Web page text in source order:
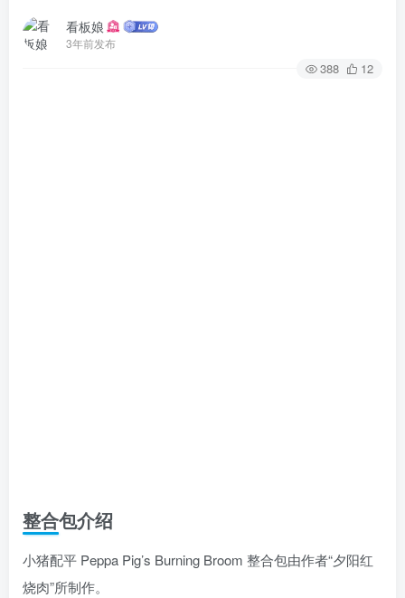
看板娘
3年前发布
388 12
整合包介绍
小猪配平 Peppa Pig’s Burning Broom 整合包由作者“夕阳红
烧肉”所制作。